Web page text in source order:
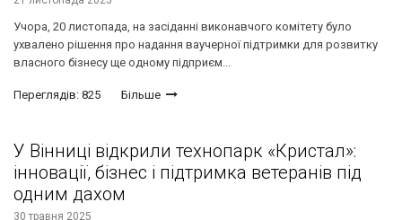
Учора, 20 листопада, на засіданні виконавчого комітету було
ухвалено рішення про надання ваучерної підтримки для розвитку
власного бізнесу ще одному підприєм...
Переглядів: 825 Більше
У Вінниці відкрили технопарк «Кристал»:
інновації, бізнес і підтримка ветеранів під
одним дахом
30 травня 2025